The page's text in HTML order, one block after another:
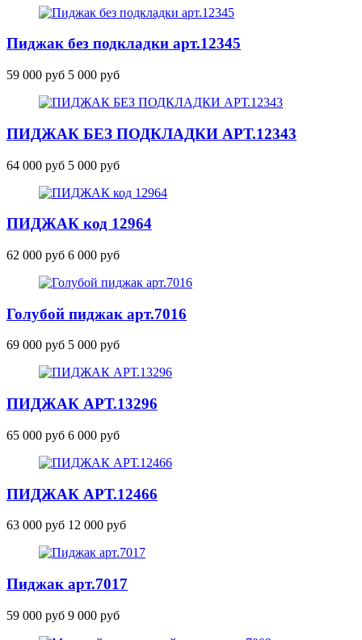
Пиджак без подкладки арт.12345
59 000 руб 5 000 руб
ПИДЖАК БЕЗ ПОДКЛАДКИ АРТ.12343
64 000 руб 5 000 руб
ПИДЖАК код 12964
62 000 руб 6 000 руб
Голубой пиджак арт.7016
69 000 руб 5 000 руб
ПИДЖАК АРТ.13296
65 000 руб 6 000 руб
ПИДЖАК АРТ.12466
63 000 руб 12 000 руб
Пиджак арт.7017
59 000 руб 9 000 руб